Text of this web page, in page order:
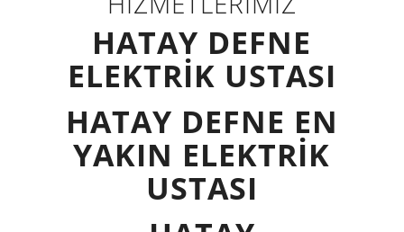
HATAY DEFNE
ELEKTRİK USTASI
HATAY DEFNE EN
YAKIN ELEKTRİK
USTASI